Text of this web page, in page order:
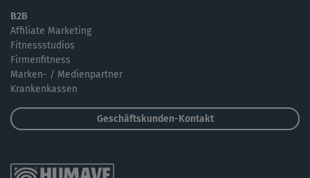
B2B
Affiliate Marketing
Fitnessstudios
Firmenfitness
Marken- / Medienpartner
Krankenkassen
Geschäftskunden-Kontakt